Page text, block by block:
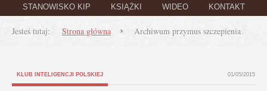
STANOWISKO KIP KSIĄŻKI WIDEO KONTAKT
Jesteś tutaj: Strona główna Archiwum przymus szczepienia
KLUB INTELIGENCJI POLSKIEJ 01/05/2015